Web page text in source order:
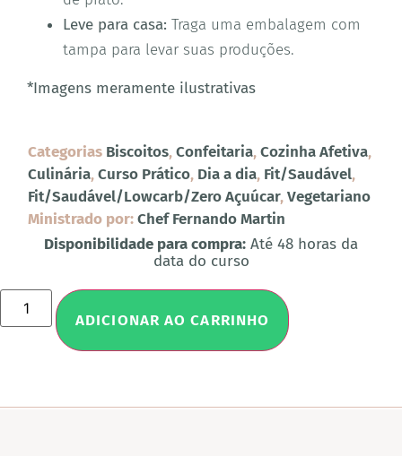
Leve para casa: Traga uma embalagem com
tampa para levar suas produções.
*Imagens meramente ilustrativas
Categorias Biscoitos,Confeitaria,Cozinha Afetiva,
Culinária,Curso Prático, Dia a dia, Fit/Saudável,
Fit/Saudável/Lowcarb/Zero Açuúcar,Vegetariano
Ministrado por:Chef Fernando Martin
Disponibilidade para compra: Até 48 horas da
data do curso
ADICIONAR AO CARRINHO